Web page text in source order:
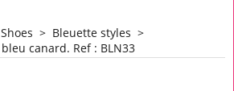
Shoes > Bleuette styles >
canard. Ref : BLN33